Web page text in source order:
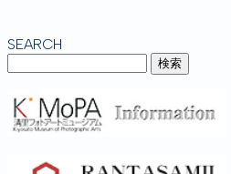
SEARCH